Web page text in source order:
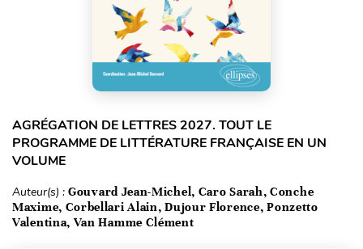
AGRÉGATION DE LETTRES 2027. TOUT LE
PROGRAMME DE LITTÉRATURE FRANÇAISE EN UN
VOLUME
Auteur(s) : Gouvard Jean-Michel, Caro Sarah, Conche
Maxime, Corbellari Alain, Dujour Florence, Ponzetto
Valentina, Van Hamme Clément